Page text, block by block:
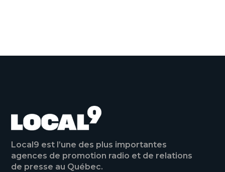
Local9 est l’une des plus importantes
agences de promotion radio et de relations
de presse au Québec.